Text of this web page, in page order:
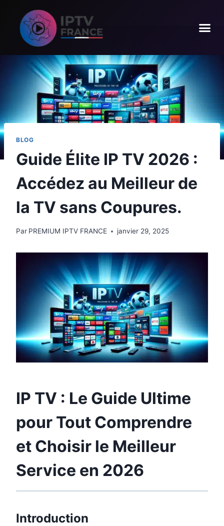
BLOG
Guide Élite IP TV 2026 :
Accédez au Meilleur de
la TV sans Coupures.
Par PREMIUM IPTV FRANCE janvier 29, 2025
IP TV : Le Guide Ultime
pour Tout Comprendre
et Choisir le Meilleur
Service en 2026
Introduction